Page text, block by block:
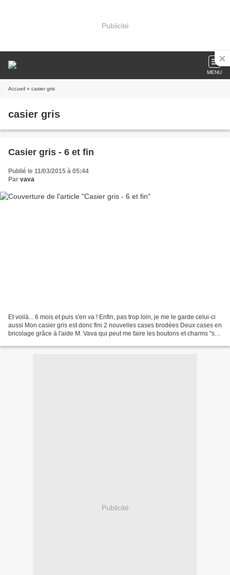
Publicité
MENU
Accueil » casier gris
casier gris
Casier gris - 6 et fin
Publié le 11/03/2015 à 05:44
Par vava
Et voilà... 6 mois et puis s'en va ! Enfin, pas trop loin, je me le garde celui-ci
aussi Mon casier gris est donc fini 2 nouvelles cases brodées Deux cases en
bricolage grâce à l'aide M. Vava qui peut me faire les boutons et charms "sur
Publicité